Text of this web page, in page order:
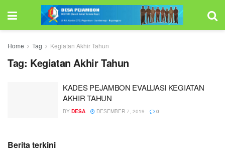
Home Tag Kegiatan Akhir Tahun
Tag: Kegiatan Akhir Tahun
KADES PEJAMBON EVALUASI KEGIATAN
AKHIR TAHUN
BY DESA DESEMBER 7, 2019 0
Berita terkini